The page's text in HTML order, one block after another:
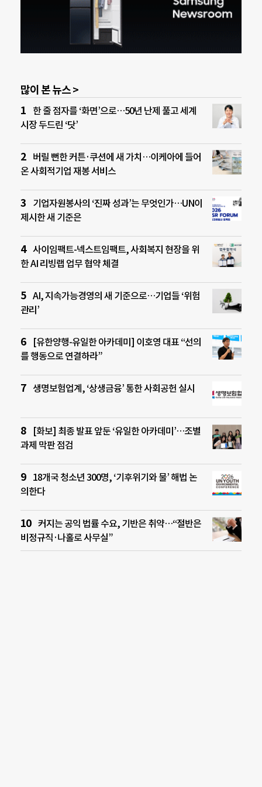
많이 본 뉴스 >
한 줄 점자를 ‘화면’으로…50년 난제 풀고 세계
시장 두드린 ‘닷’
버릴 뻔한 커튼·쿠션에 새 가치…이케아에 들어
온 사회적기업 재봉 서비스
기업자원봉사의 ‘진짜 성과’는 무엇인가…UN이
제시한 새 기준은
사이임팩트-넥스트임팩트, 사회복지 현장을 위
한 AI 리빙랩 업무 협약 체결
AI, 지속가능경영의 새 기준으로…기업들 ‘위험
관리’
[유한양행-유일한 아카데미] 이호영 대표 “선의
를 행동으로 연결하라”
생명보험업계, ‘상생금융’ 통한 사회공헌 실시
[화보] 최종 발표 앞둔 ‘유일한 아카데미’…조별
과제 막판 점검
18개국 청소년 300명, ‘기후위기와 물’ 해법 논
의한다
커지는 공익 법률 수요, 기반은 취약…“절반은
비정규직·나홀로 사무실”